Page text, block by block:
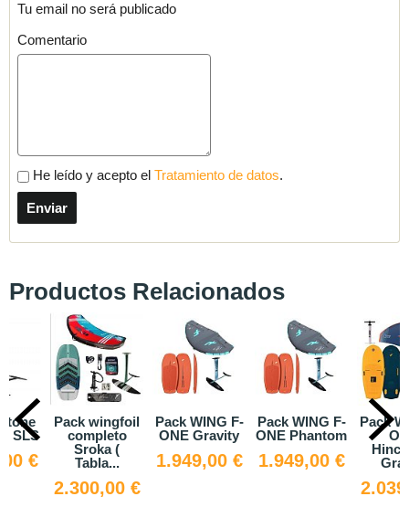
Tu email no será publicado
Comentario
He leído y acepto el Tratamiento de datos.
Productos Relacionados
SLS
€
Pack wingfoil
completo
Sroka (
Tabla...
2.300,00 €
Pack WING F-
ONE Gravity
1.949,00 €
Pack WING F-
ONE Phantom
1.949,00 €
Pack